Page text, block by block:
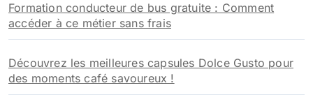
Formation conducteur de bus gratuite : Comment
accéder à ce métier sans frais
Découvrez les meilleures capsules Dolce Gusto pour
des moments café savoureux !